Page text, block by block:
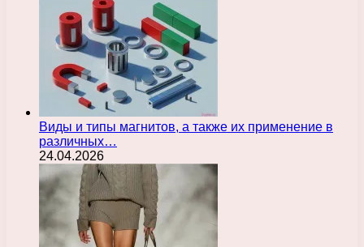
Виды и типы магнитов, а также их применение в
различных…
24.04.2026